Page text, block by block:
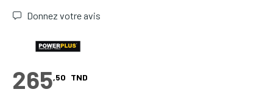
Donnez votre avis
265,50 TND